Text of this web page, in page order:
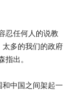
忍任何人的说教
多的我们的政府
出。
中国之间架起一